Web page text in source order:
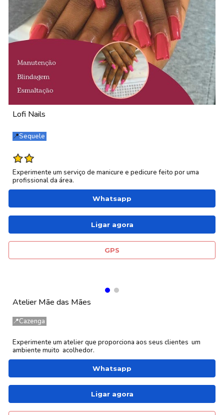
Lofi Nails
📍Sequele
Experimente um serviço de manicure e pedicure feito por uma
profissional da área.
Whatsapp
Ligar agora
GPS
Atelier Mãe das Mães
📍Cazenga
Experimente um atelier que proporciona aos seus clientes um
ambiente muito acolhedor.
Whatsapp
Ligar agora